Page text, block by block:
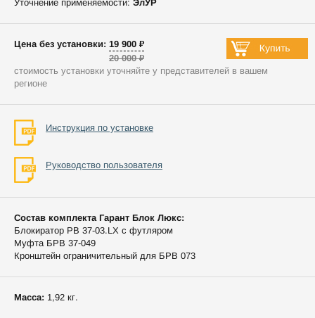
Уточнение применяемости: ЭлУР
Цена без установки: 19 900 ₽
20 000 ₽
стоимость установки уточняйте у представителей в вашем
регионе
Инструкция по установке
Руководство пользователя
Состав комплекта Гарант Блок Люкс:
Блокиратор РВ 37-03.LX с футляром
Муфта БРВ 37-049
Кронштейн ограничительный для БРВ 073
Масса: 1,92 кг.